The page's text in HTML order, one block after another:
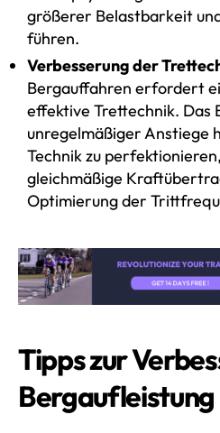
größerer Belastbarkeit
führen.
Verbesserung der
Bergauffahren erfordert
effektive Trettechnik. Das
unregelmäßiger Anstiege
Technik zu
gleichmäßige
Optimierung der
Tipps zur
Bergaufleistung